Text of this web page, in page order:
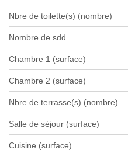
Nbre de toilette(s) (nombre)
Nombre de sdd
Chambre 1 (surface)
Chambre 2 (surface)
Nbre de terrasse(s) (nombre)
Salle de séjour (surface)
Cuisine (surface)